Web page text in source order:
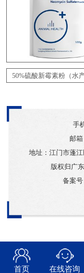
50%硫酸新霉素粉（水产
手
邮箱
地址：江门市蓬
版权归广
备案号
首页 在线咨询